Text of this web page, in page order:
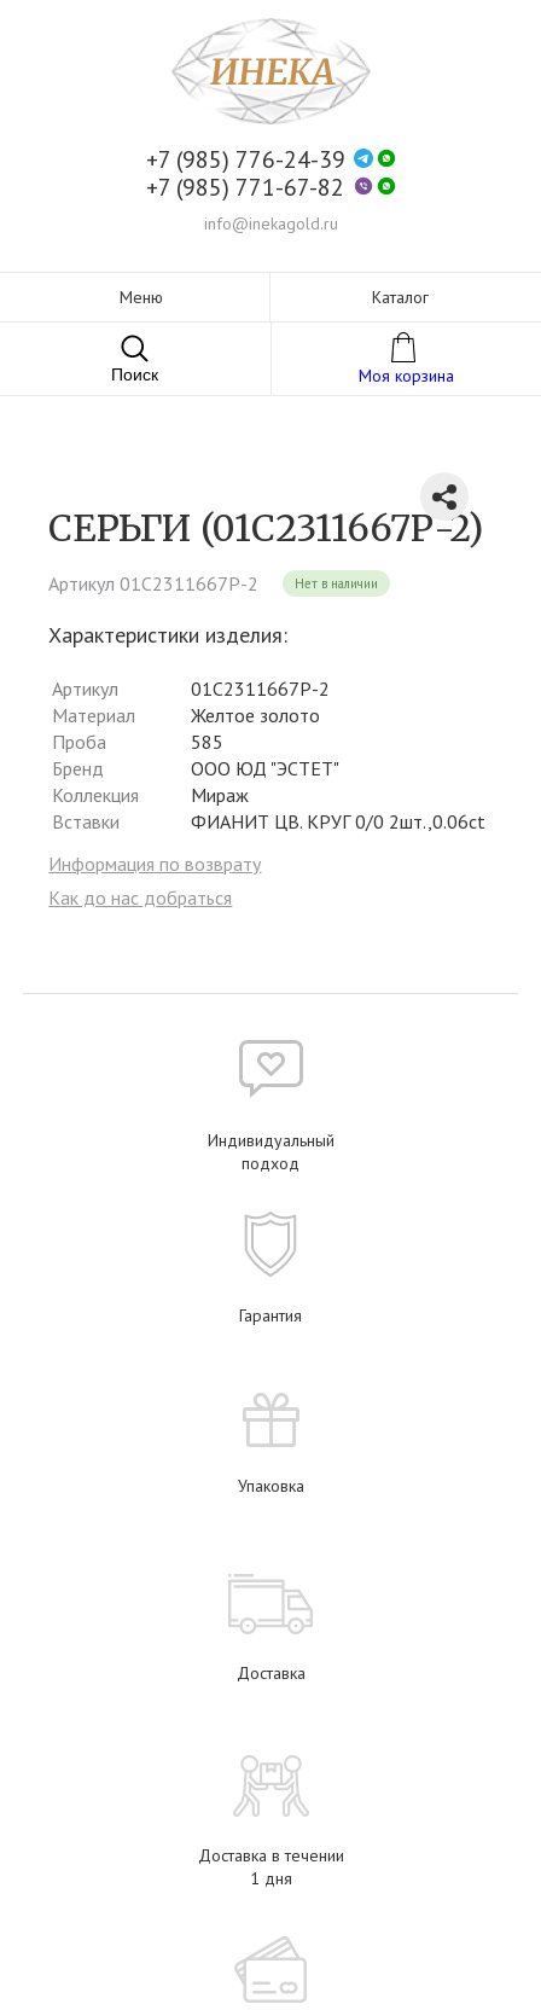
+7 (985) 776-24-39
+7 (985) 771-67-82
info@inekagold.ru
Меню Каталог
Поиск Моя корзина
СЕРЬГИ (01С2311667Р-2)
Артикул 01С2311667Р-2 Нет в наличии
Характеристики изделия:
Артикул
01С2311667Р-2
Материал
Желтое золото
Проба
585
Бренд
ООО ЮД "ЭСТЕТ"
Коллекция
Мираж
Вставки
ФИАНИТ ЦВ. КРУГ 0/0 2шт.,0.06ct
Информация по возврату
Как до нас добраться
Индивидуальный
подход
Гарантия
Упаковка
Доставка
Доставка в течении
1 дня